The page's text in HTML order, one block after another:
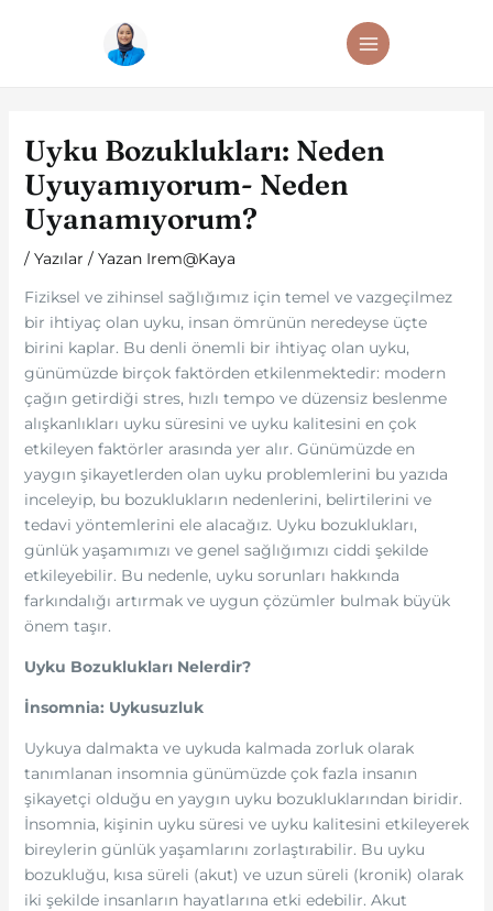
MAIN
MENU
Uyku Bozuklukları: Neden
Uyuyamıyorum- Neden
Uyanamıyorum?
/ Yazılar / Yazan Irem@Kaya
Fiziksel ve zihinsel sağlığımız için temel ve vazgeçilmez
bir ihtiyaç olan uyku, insan ömrünün neredeyse üçte
birini kaplar. Bu denli önemli bir ihtiyaç olan uyku,
günümüzde birçok faktörden etkilenmektedir: modern
çağın getirdiği stres, hızlı tempo ve düzensiz beslenme
alışkanlıkları uyku süresini ve uyku kalitesini en çok
etkileyen faktörler arasında yer alır. Günümüzde en
yaygın şikayetlerden olan uyku problemlerini bu yazıda
inceleyip, bu bozuklukların nedenlerini, belirtilerini ve
tedavi yöntemlerini ele alacağız. Uyku bozuklukları,
günlük yaşamımızı ve genel sağlığımızı ciddi şekilde
etkileyebilir. Bu nedenle, uyku sorunları hakkında
farkındalığı artırmak ve uygun çözümler bulmak büyük
önem taşır.
Uyku Bozuklukları Nelerdir?
İnsomnia: Uykusuzluk
Uykuya dalmakta ve uykuda kalmada zorluk olarak
tanımlanan insomnia günümüzde çok fazla insanın
şikayetçi olduğu en yaygın uyku bozukluklarından biridir.
İnsomnia, kişinin uyku süresi ve uyku kalitesini etkileyerek
bireylerin günlük yaşamlarını zorlaştırabilir. Bu uyku
bozukluğu, kısa süreli (akut) ve uzun süreli (kronik) olarak
iki şekilde insanların hayatlarına etki edebilir. Akut